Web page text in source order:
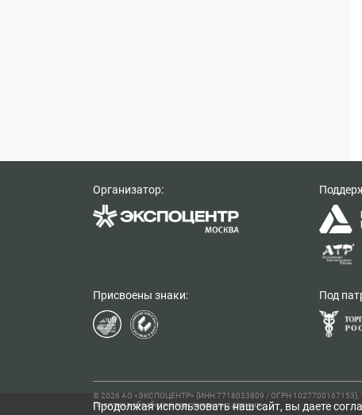
Организатор:
Присвоены знаки: Под
© 2026 АО «ЭКСПОЦЕНТР» (ИНН 7718033809 / ОГРН 1027700167153),
Политика обработки персональных данных
Продолжая использовать наш сайт, вы даете